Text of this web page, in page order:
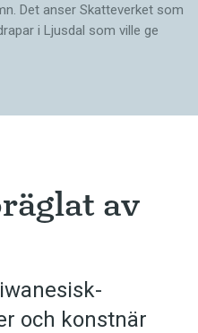
Det anser Skatte­verket som
i Ljusdal som ville ge
av
och konstnär